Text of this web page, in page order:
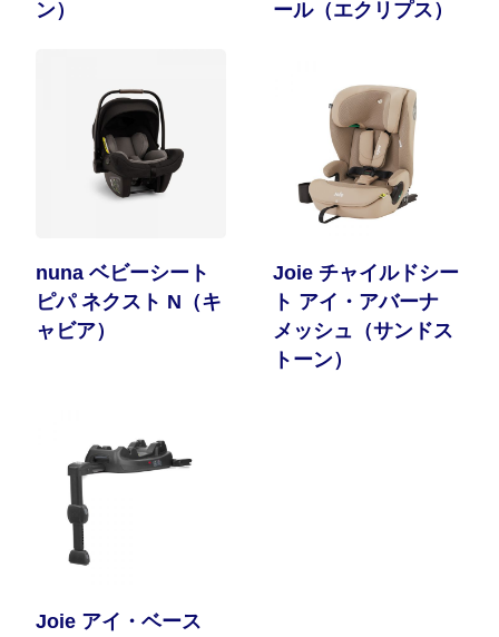
ン）
ール（エクリプス）
nuna ベビーシート
ピパ ネクスト N（キ
ャビア）
Joie チャイルドシー
ト アイ・アバーナ
メッシュ（サンドス
トーン）
Joie アイ・ベース